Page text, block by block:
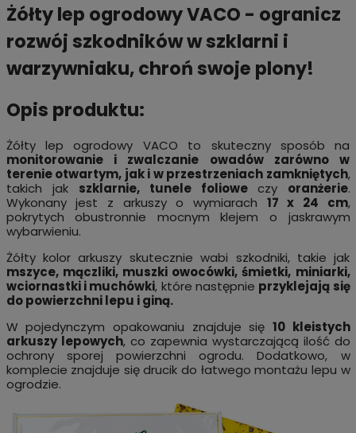
Żółty lep ogrodowy VACO - ogranicz
rozwój szkodników w szklarni i
warzywniaku, chroń swoje plony!
Opis produktu:
Żółty lep ogrodowy VACO to skuteczny sposób na
monitorowanie i zwalczanie owadów zarówno w
terenie otwartym, jak i w przestrzeniach zamkniętych,
takich jak szklarnie, tunele folioweczy oranżerie.
Wykonany jest z arkuszy o wymiarach 17 x 24 cm,
pokrytych obustronnie mocnym klejem o jaskrawym
wybarwieniu.
Żółty kolor arkuszy skutecznie wabi szkodniki, takie jak
mszyce, mączliki, muszki owocówki, śmietki, miniarki,
wciornastki i muchówki, które następnie przyklejają się
do powierzchni lepu i giną.
W pojedynczym opakowaniu znajduje się 10 kleistych
arkuszy lepowych, co zapewnia wystarczającą ilość do
ochrony sporej powierzchni ogrodu. Dodatkowo, w
komplecie znajduje się drucik do łatwego montażu lepu w
ogrodzie.